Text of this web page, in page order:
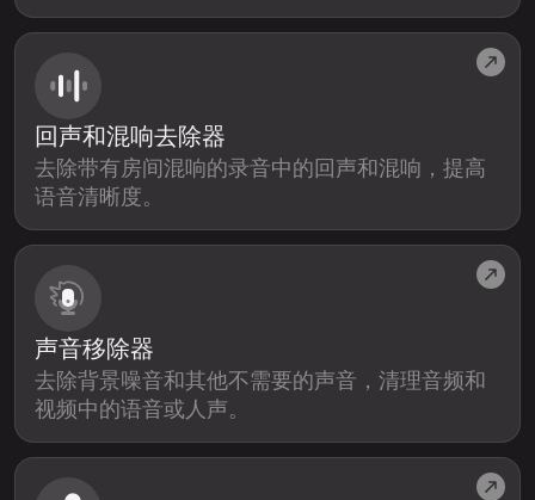
声音移除器
去除背景噪音和其他不需要的声音，清理音频和
视频中的语音或人声。
回声和混响去除器
去除带有房间混响的录音中的回声和混响，提高
语音清晰度。